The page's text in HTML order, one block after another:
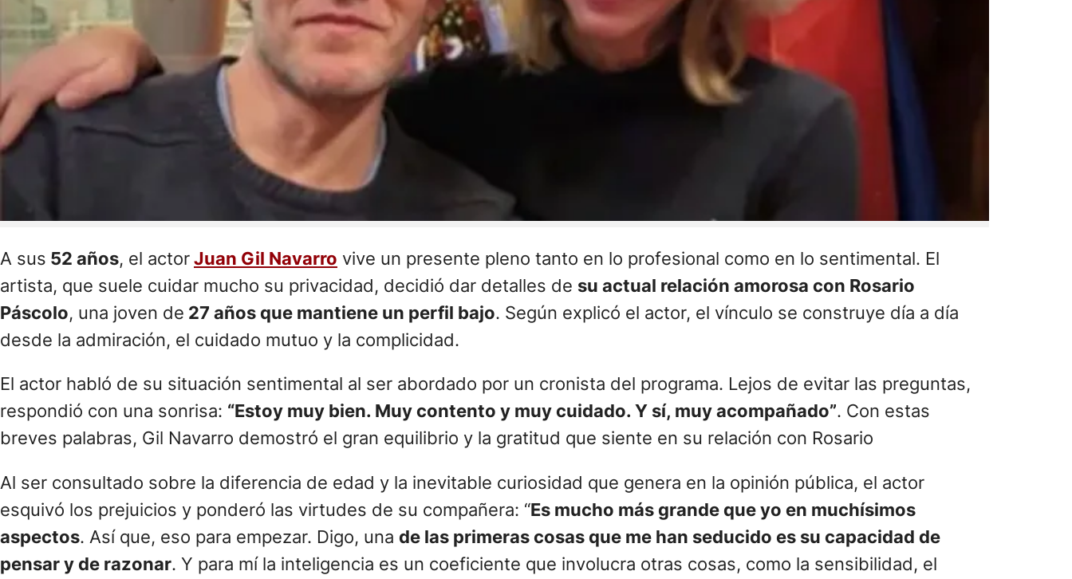
A sus 52 años, el actorJuan Gil Navarro vive un presente pleno tanto en lo profesional como en lo sentimental. El
artista, que suele cuidar mucho su privacidad, decidió dar detalles de su actual relación amorosa con Rosario
Páscolo, una joven de 27 años que mantiene un perfil bajo. Según explicó el actor, el vínculo se construye día a día
desde la admiración, el cuidado mutuo y la complicidad.
El actor habló de su situación sentimental al ser abordado por un cronista del programa. Lejos de evitar las preguntas,
respondió con una sonrisa: “Estoy muy bien. Muy contento y muy cuidado. Y sí, muy acompañado”. Con estas
breves palabras, Gil Navarro demostró el gran equilibrio y la gratitud que siente en su relación con Rosario
Al ser consultado sobre la diferencia de edad y la inevitable curiosidad que genera en la opinión pública, el actor
esquivó los prejuicios y ponderó las virtudes de su compañera: “Es mucho más grande que yo en muchísimos
aspectos. Así que, eso para empezar. Digo, una de las primeras cosas que me han seducido es su capacidad de
pensar y de razonar. Y para mí la inteligencia es un coeficiente que involucra otras cosas, como la sensibilidad, el